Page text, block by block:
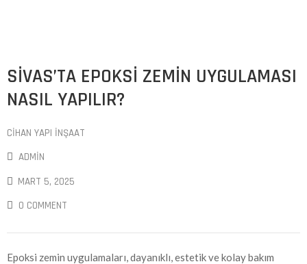
SIVAS’TA EPOKSI ZEMIN UYGULAMASI
NASIL YAPILIR?
CIHAN YAPI İNŞAAT
ADMIN
MART 5, 2025
0 COMMENT
Epoksi zemin uygulamaları, dayanıklı, estetik ve kolay bakım